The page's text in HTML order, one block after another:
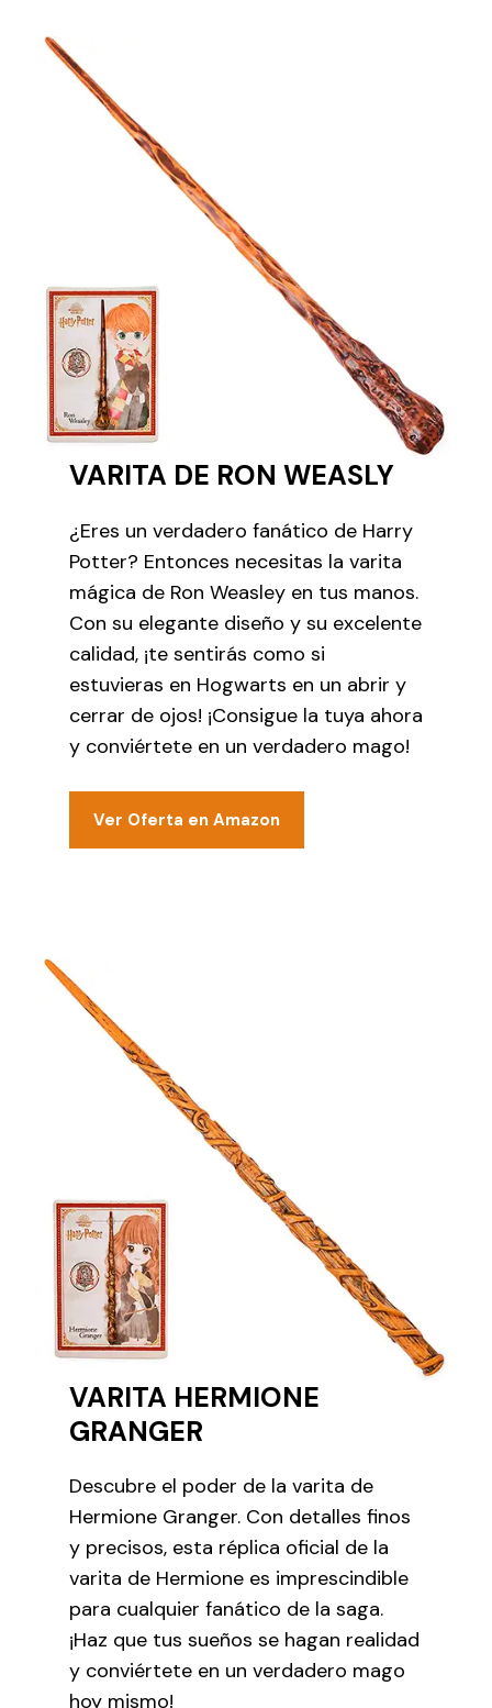
VARITA DE RON WEASLY
¿Eres un verdadero fanático de Harry
Potter? Entonces necesitas la varita
mágica de Ron Weasley en tus manos.
Con su elegante diseño y su excelente
calidad, ¡te sentirás como si
estuvieras en Hogwarts en un abrir y
cerrar de ojos! ¡Consigue la tuya ahora
y conviértete en un verdadero mago!
Ver Oferta en Amazon
VARITA HERMIONE
GRANGER
Descubre el poder de la varita de
Hermione Granger. Con detalles finos
y precisos, esta réplica oficial de la
varita de Hermione es imprescindible
para cualquier fanático de la saga.
¡Haz que tus sueños se hagan realidad
y conviértete en un verdadero mago
hoy mismo!